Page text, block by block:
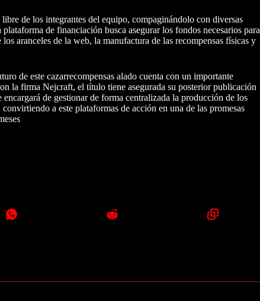
de los integrantes del equipo, compaginándolo con diversas
de financiación busca asegurar los fondos necesarios para
aranceles de la web, la manufactura de las recompensas físicas y
de este cazarrecompensas alado cuenta con un importante
la firma Nejcraft, el título tiene asegurada su posterior publicación
de gestionar de forma centralizada la producción de los
a este plataformas de acción en una de las promesas